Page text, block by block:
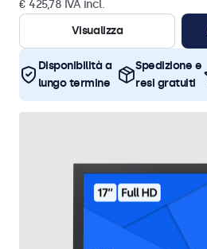
€ 425,78 IVA incl.
Visualizza
Disponibilità a
lungo termine
Spedizione e
resi gratuiti